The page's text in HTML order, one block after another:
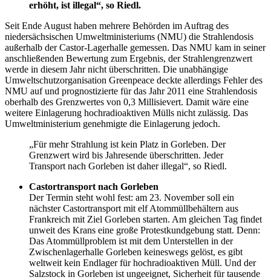
erhöht, ist illegal“, so Riedl.
Seit Ende August haben mehrere Behörden im Auftrag des
niedersächsischen Umweltministeriums (NMU) die Strahlendosis
außerhalb der Castor-Lagerhalle gemessen. Das NMU kam in seiner
anschließenden Bewertung zum Ergebnis, der Strahlengrenzwert
werde in diesem Jahr nicht überschritten. Die unabhängige
Umweltschutzorganisation Greenpeace deckte allerdings Fehler des
NMU auf und prognostizierte für das Jahr 2011 eine Strahlendosis
oberhalb des Grenzwertes von 0,3 Millisievert. Damit wäre eine
weitere Einlagerung hochradioaktiven Mülls nicht zulässig. Das
Umweltministerium genehmigte die Einlagerung jedoch.
„Für mehr Strahlung ist kein Platz in Gorleben. Der
Grenzwert wird bis Jahresende überschritten. Jeder
Transport nach Gorleben ist daher illegal“, so Riedl.
Castortransport nach Gorleben
Der Termin steht wohl fest: am 23. November soll ein
nächster Castortransport mit elf Atommüllbehältern aus
Frankreich mit Ziel Gorleben starten. Am gleichen Tag findet
unweit des Krans eine große Protestkundgebung statt. Denn:
Das Atommüllproblem ist mit dem Unterstellen in der
Zwischenlagerhalle Gorleben keineswegs gelöst, es gibt
weltweit kein Endlager für hochradioaktiven Müll. Und der
Salzstock in Gorleben ist ungeeignet, Sicherheit für tausende